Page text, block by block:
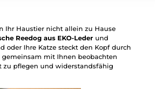
Ihr Haustier nicht allein zu Hause
Reedog aus EKO-Leder und
oder Ihre Katze steckt den Kopf durch
mit Ihnen beobachten
zu pflegen und widerstandsfähig